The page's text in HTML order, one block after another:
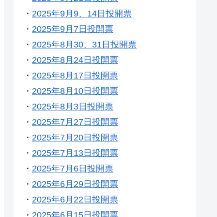
・ 2025年9月9、14日投開票
・ 2025年9月7日投開票
・ 2025年8月30、31日投開票
・ 2025年8月24日投開票
・ 2025年8月17日投開票
・ 2025年8月10日投開票
・ 2025年8月3日投開票
・ 2025年7月27日投開票
・ 2025年7月20日投開票
・ 2025年7月13日投開票
・ 2025年7月6日投開票
・ 2025年6月29日投開票
・ 2025年6月22日投開票